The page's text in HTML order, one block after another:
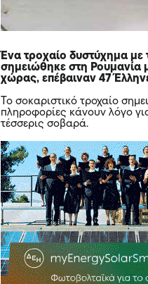
Ένατροχαίοδυστύχημα με
σημειώθηκε στη
χώρας, επέβαιναν 47
Το σοκαριστικό τροχαίο
πληροφορίες κάνουν λόγο
τέσσερις σοβαρά.